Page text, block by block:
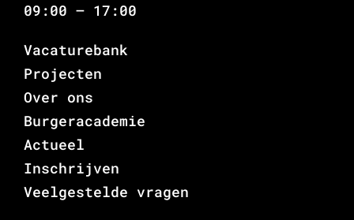
09:00 – 17:00
Vacaturebank
Projecten
Over ons
Burgeracademie
Actueel
Inschrijven
Veelgestelde vragen